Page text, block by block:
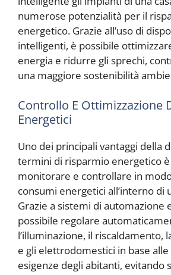
numerose potenzialità per il
energetico. Grazie all’uso di
intelligenti, è possibile
energia e ridurre gli sprechi,
una maggiore sostenibilità
Controllo E Ottimizzazione
Energetici
Uno dei principali vantaggi della
termini di risparmio energetico è
monitorare e controllare in
consumi energetici all’interno di
Grazie a sistemi di automazione
possibile regolare
l’illuminazione, il riscaldamento,
e gli elettrodomestici in base
esigenze degli abitanti, evitando